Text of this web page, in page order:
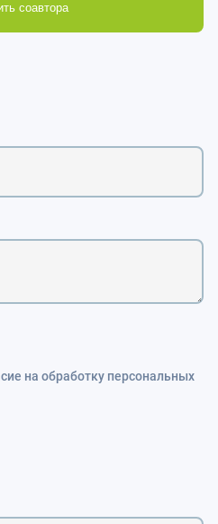
соавтора
на обработку персональных